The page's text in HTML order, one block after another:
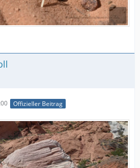
Offizieller Beitrag